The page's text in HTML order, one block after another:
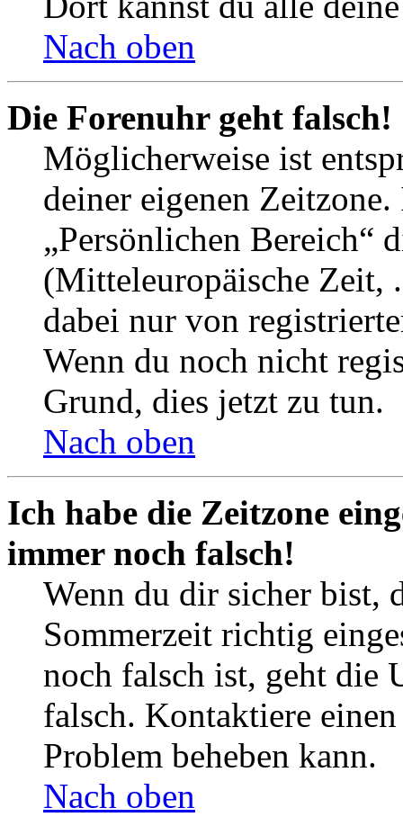
Nach oben
Die Forenuhr geht falsch!
Möglicherweise ist
deiner eigenen
„Persönlichen Bereich“
(Mitteleuropäische Zeit,
dabei nur von
Wenn du noch nicht
Grund, dies jetzt zu tun.
Nach oben
Ich habe die Zeitzone
immer noch falsch!
Wenn du dir sicher bist,
Sommerzeit richtig
noch falsch ist, geht die
falsch. Kontaktiere
Problem beheben kann.
Nach oben